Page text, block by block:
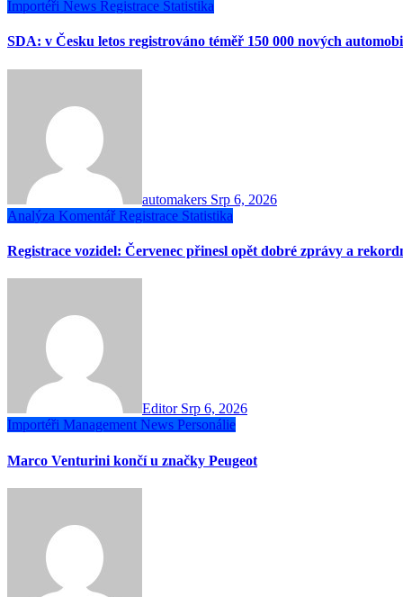
Importéři News Registrace Statistika
SDA: v Česku letos registrováno téměř 150 000 nových
automakers Srp 6, 2026
Analýza Komentář Registrace Statistika
Registrace vozidel: Červenec přinesl opět dobré zprávy a
Editor Srp 6, 2026
Importéři Management News Personálie
Marco Venturini končí u značky Peugeot